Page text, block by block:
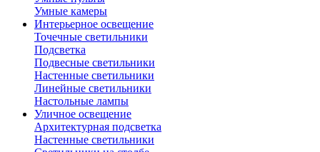
Умные камеры
Интерьерное освещение
Точечные светильники
Подсветка
Подвесные светильники
Настенные светильники
Линейные светильники
Настольные лампы
Уличное освещение
Архитектурная подсветка
Настенные светильники